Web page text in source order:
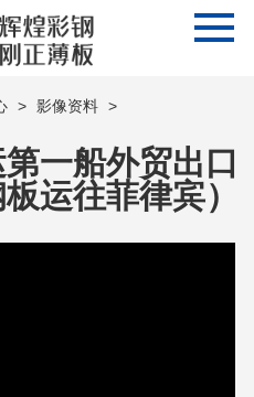
> 影像资料 >
一船外贸出口
运往菲律宾）